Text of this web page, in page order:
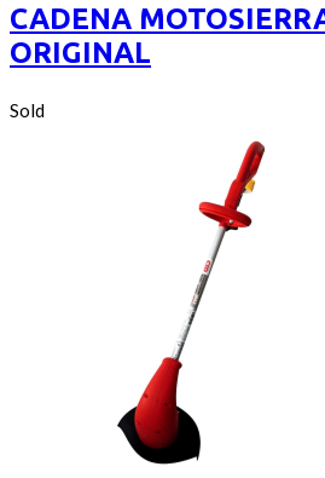
CADENA
ORIGINAL
Sold